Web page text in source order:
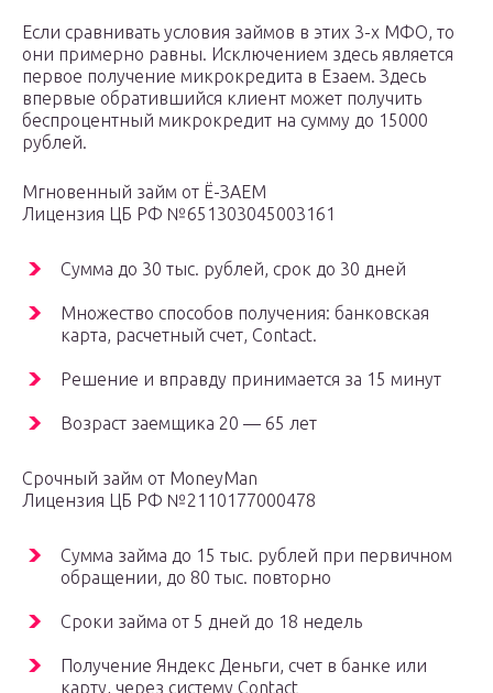
Если сравнивать условия займов в этих 3-х МФО, то
они примерно равны. Исключением здесь является
первое получение микрокредита в Езаем. Здесь
впервые обратившийся клиент может получить
беспроцентный микрокредит на сумму до 15000
рублей.
Мгновенный займ от Ё-ЗАЕМ
Лицензия ЦБ РФ №651303045003161
Сумма до 30 тыс. рублей, срок до 30 дней
Множество способов получения: банковская
карта, расчетный счет, Contact.
Решение и вправду принимается за 15 минут
Возраст заемщика 20 — 65 лет
Срочный займ от MoneyMan
Лицензия ЦБ РФ №2110177000478
Сумма займа до 15 тыс. рублей при первичном
обращении, до 80 тыс. повторно
Сроки займа от 5 дней до 18 недель
Получение Яндекс Деньги, счет в банке или
карту, через систему Contact